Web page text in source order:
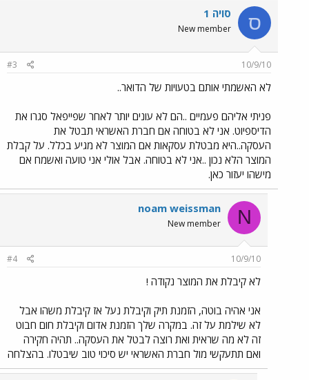
ס סויה 1
New member
10/9/10
#3
לא האשמתי אותם בטעויות של הדואר..
פניתי אליהם פעמיים ..הם לא עונים יותר לאחר שפייפאל סגרו את
הדיספיוט. אני לא בטוחה אם חברת האשראי תבטל את
העסקה..היא מבטלת עסקאות אם המוצר לא מגיע בכלל. על קבלת
המוצר הלא נכון ..אני לא בטוחה. אבל אולי אני טועה ואשמח אם
מישהו יעזור כאן.
N
noam weissman
New member
10/9/10
#4
לא קיבלת את המוצר נקודה !
אני אהיה בוטה, הזמנת תיק וקיבלת נעל אז קיבלת משהו אבל
לא שילמת על זה. במקרה שלך הזמנת אדום וקיבלת חום חבוט
זה לא מה שראית ואת רוצה לבטל את העסקה.. תהיה חקירה
ואם תתעקשי מול חברת האשראי יש סיכוי טוב שיבטלו. בהצלחה